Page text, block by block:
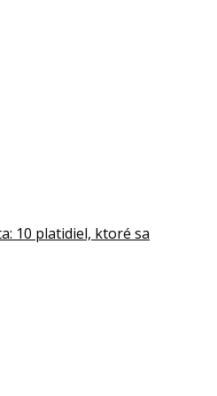
10 platidiel, ktoré sa